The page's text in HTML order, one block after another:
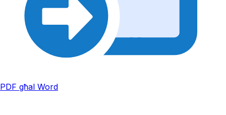
PDF għal Word